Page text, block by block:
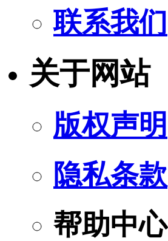
联系我们
关于网站
版权声明
隐私条款
帮助中心